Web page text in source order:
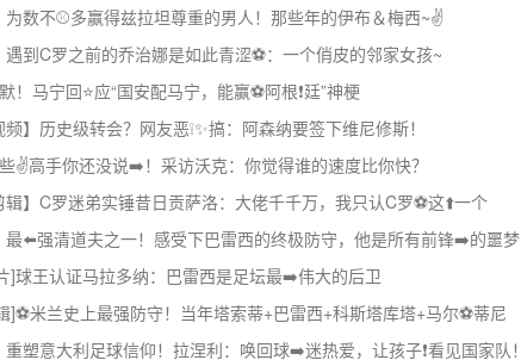
为数不⚾多赢得兹拉坦尊重的男人！那些年的伊布＆梅西~✌️
遇到C罗之前的乔治娜是如此青涩⚽：一个俏皮的邻家女孩~
！马宁回⭐应“国安配马宁，能赢⚽阿根❗廷”神梗
频】历史级转会？网友恶❕✨搞：阿森纳要签下维尼修斯！
✌️高手你还没说➡️！采访沃克：你觉得谁的速度比你快？
辑】C罗迷弟实锤昔日贡萨洛：大佬千千万，我只认C罗⚽这⬆️一个
最⬅️强清道夫之一！感受下巴雷西的终极防守，他是所有前锋➡️的噩梦
]球王认证马拉多纳：巴雷西是足坛最➡️伟大的后卫
]⚽米兰史上最强防守！当年塔索蒂+巴雷西+科斯塔库塔+马尔⚽蒂尼
重塑意大利足球信仰！拉涅利：唤回球➡️迷热爱，让孩子❗看见国家队！